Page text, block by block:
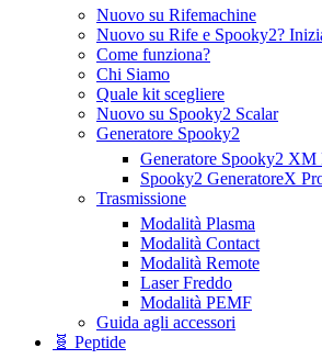
Nuovo su Rifemachine
Nuovo su Rife e Spooky2?
Come funziona?
Chi Siamo
Quale kit scegliere
Nuovo su Spooky2 Scalar
Generatore Spooky2
Generatore Spooky2 XM
Spooky2 GeneratoreX
Trasmissione
Modalità Plasma
Modalità Contact
Modalità Remote
Laser Freddo
Modalità PEMF
Guida agli accessori
🧬 Peptide